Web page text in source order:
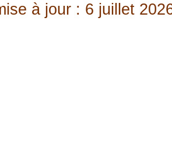
à jour : 6 juillet